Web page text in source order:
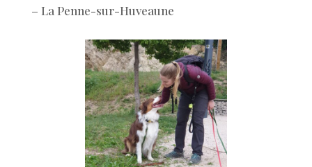
– La Penne-sur-Huveaune